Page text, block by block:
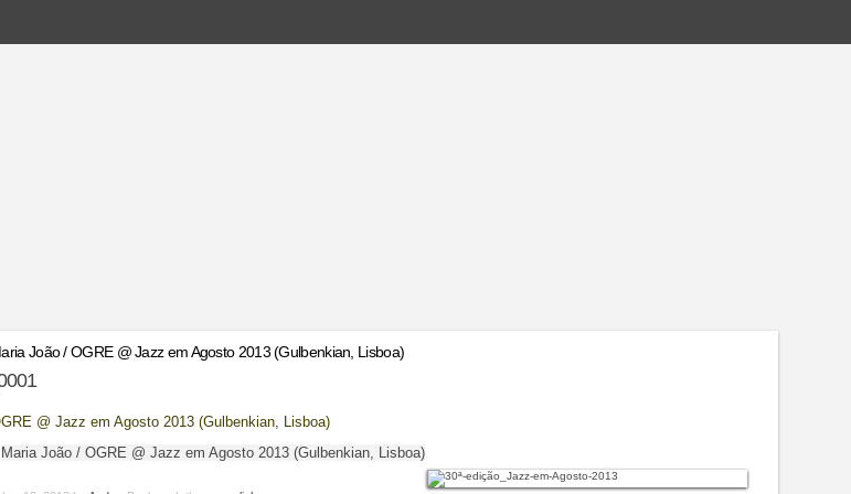
João / OGRE @ Jazz em Agosto 2013 (Gulbenkian, Lisboa)
@ Jazz em Agosto 2013 (Gulbenkian, Lisboa)
Maria João / OGRE @ Jazz em Agosto 2013 (Gulbenkian, Lisboa)